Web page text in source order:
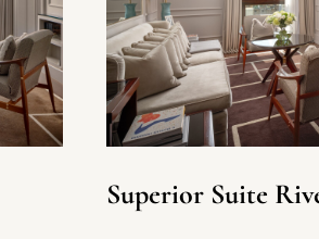
Superior Suite